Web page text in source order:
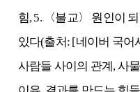
힘, 5. 〈불교〉 원인이
있다(출처: [네이버 국어
사람들 사이의 관계, 사